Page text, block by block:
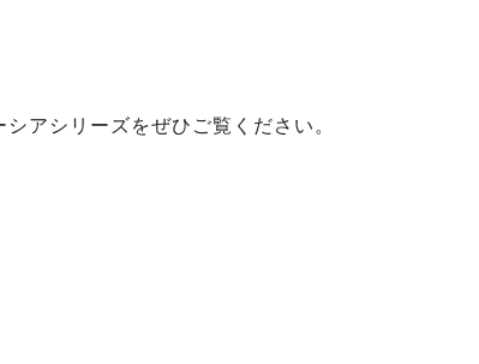
アシリーズをぜひご覧ください。